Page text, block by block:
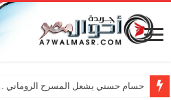
حسام حسني يشعل المسرح الروماني